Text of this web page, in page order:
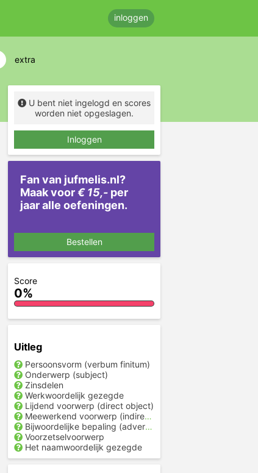
inloggen
extra
U bent niet ingelogd en scores
worden niet opgeslagen.
Inloggen
Fan van jufmelis.nl?
Maak voor€ 15,- per
jaar alle oefeningen.
Bestellen
Score
0%
Uitleg
Persoonsvorm (verbum finitum)
Onderwerp (subject)
Zinsdelen
Werkwoordelijk gezegde
Lijdend voorwerp (direct object)
Meewerkend voorwerp (indirect object)
Bijwoordelijke bepaling (adverbiale bepaling)
Voorzetselvoorwerp
Het naamwoordelijk gezegde